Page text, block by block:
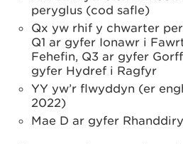
peryglus (cod safle)
Qx yw rhif y chwarter
Q1 ar gyfer Ionawr i
Fehefin, Q3 ar gyfer
gyfer Hydref i Ragfyr
YY yw’r flwyddyn (er
2022)
Mae D ar gyfer